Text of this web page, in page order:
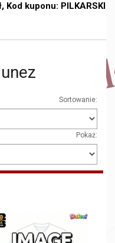
Kod kuponu: PILKARSKI
Sortowanie:
Pokaż: